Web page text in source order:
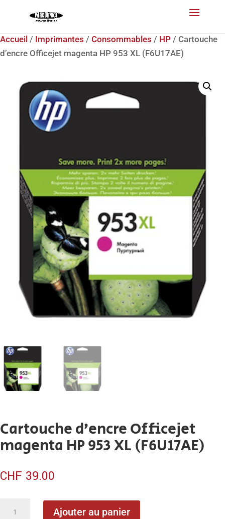
Accueil / Imprimantes / Consommables / HP / Cartouche
d’encre Officejet magenta HP 953 XL (F6U17AE)
Cartouche d’encre Officejet
magenta HP 953 XL (F6U17AE)
CHF 39.00
Ajouter au panier